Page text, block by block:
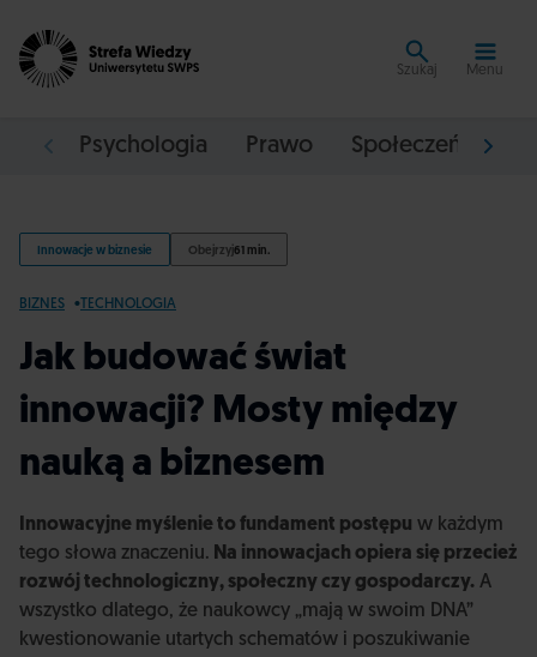
Szukaj Menu
Psychologia Prawo Społeczeństwo
Innowacje w biznesie Obejrzyj61 min.
BIZNES TECHNOLOGIA
Jak budować świat
innowacji? Mosty między
nauką a biznesem
Innowacyjne myślenie to fundament postępu w każdym
tego słowa znaczeniu. Na innowacjach opiera się przecież
rozwój technologiczny, społeczny czy gospodarczy. A
wszystko dlatego, że naukowcy „mają w swoim DNA”
kwestionowanie utartych schematów i poszukiwanie